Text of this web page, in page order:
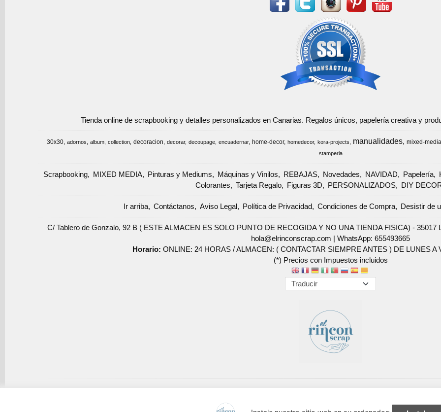
Tienda online de scrapbooking y detalles personalizados en Canarias. Regalos únicos, papelería creativa y
30x30 adornos album collection decoracion decorar decoupage encuadernar home-decor homedecor kora-projects manualidades mixed-media
stamperia
Scrapbooking MIXED MEDIA Pinturas y Mediums Máquinas y Vinilos REBAJAS Novedades NAVIDAD Papelería
Colorantes
Tarjeta Regalo Figuras 3D PERSONALIZADOS DIY
Ir arriba Contáctanos Aviso Legal Política de Privacidad Condiciones de Compra Desistir de
C/ Tablero de Gonzalo, 92 B ( ESTE ALMACEN ES SOLO PUNTO DE RECOGIDA Y NO UNA TIENDA FISICA) -
hola@elrinconscrap.com |WhatsApp: 655493665
Horario:ONLINE: 24 HORAS / ALMACEN: ( CONTACTAR SIEMPRE ANTES ) DE LUNES A
(*) Precios con Impuestos incluidos